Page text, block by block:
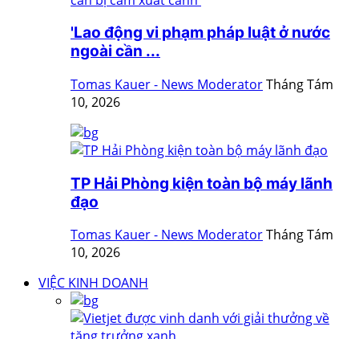
'Lao động vi phạm pháp luật ở nước
ngoài cần ...
Tomas Kauer - News ModeratorTháng Tám
10, 2026
TP Hải Phòng kiện toàn bộ máy lãnh
đạo
Tomas Kauer - News ModeratorTháng Tám
10, 2026
VIỆC KINH DOANH